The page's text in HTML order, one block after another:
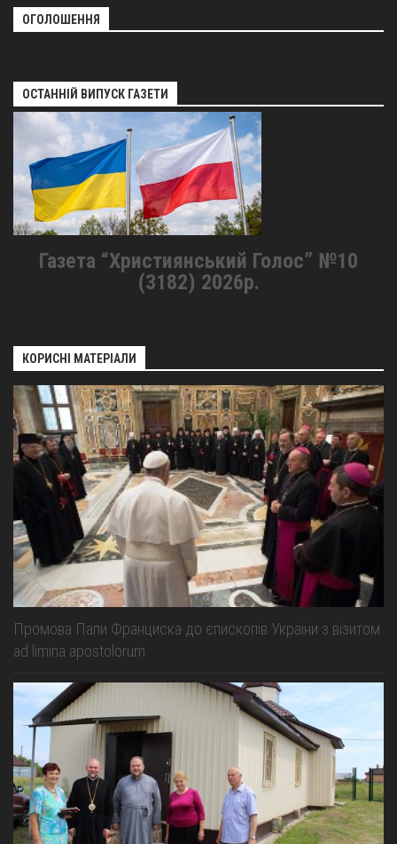
ОГОЛОШЕННЯ
ОСТАННІЙ ВИПУСК ГАЗЕТИ
Газета “Християнський Голос” №10
(3182) 2026р.
КОРИСНІ МАТЕРІАЛИ
Промова Папи Франциска до єпископів України з візитом
ad limina apostolorum